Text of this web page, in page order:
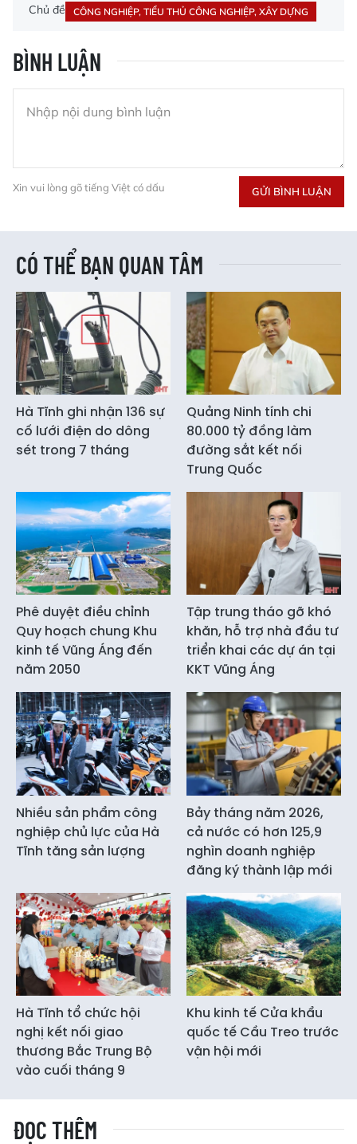
Chủ đề CÔNG NGHIỆP, TIỂU THỦ CÔNG NGHIỆP, XÂY DỰNG
BÌNH LUẬN
Xin vui lòng gõ tiếng Việt có dấu GỬI BÌNH LUẬN
CÓ THỂ BẠN QUAN TÂM
Hà Tĩnh ghi nhận 136 sự
cố lưới điện do dông
sét trong 7 tháng
Quảng Ninh tính chi
80.000 tỷ đồng làm
đường sắt kết nối
Trung Quốc
Phê duyệt điều chỉnh
Quy hoạch chung Khu
kinh tế Vũng Áng đến
năm 2050
Tập trung tháo gỡ khó
khăn, hỗ trợ nhà đầu tư
triển khai các dự án tại
KKT Vũng Áng
Nhiều sản phẩm công
nghiệp chủ lực của Hà
Tĩnh tăng sản lượng
Bảy tháng năm 2026,
cả nước có hơn 125,9
nghìn doanh nghiệp
đăng ký thành lập mới
Hà Tĩnh tổ chức hội
nghị kết nối giao
thương Bắc Trung Bộ
vào cuối tháng 9
Khu kinh tế Cửa khẩu
quốc tế Cầu Treo trước
vận hội mới
ĐỌC THÊM